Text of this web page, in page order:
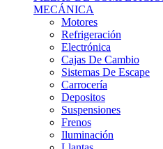
Motores
Refrigeración
Electrónica
Cajas De Cambio
Sistemas De Escape
Carrocería
Depositos
Suspensiones
Frenos
Iluminación
Llantas
NEUMÁTICOS DE